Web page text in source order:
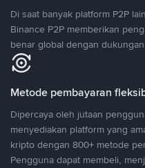
Di saat banyak platform P2P
Binance P2P memberikan
benar global dengan
Metode pembayaran
Dipercaya oleh jutaan
menyediakan platform yang
kripto dengan 800+ metode
Pengguna dapat membeli,